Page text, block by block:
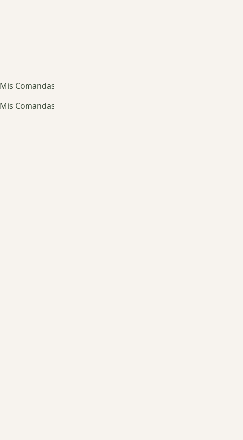
Mis Comandas
Mis Comandas